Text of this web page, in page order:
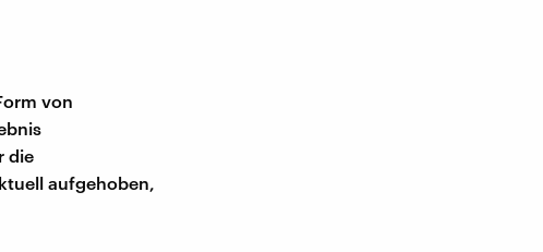
von
die
aufgehoben,